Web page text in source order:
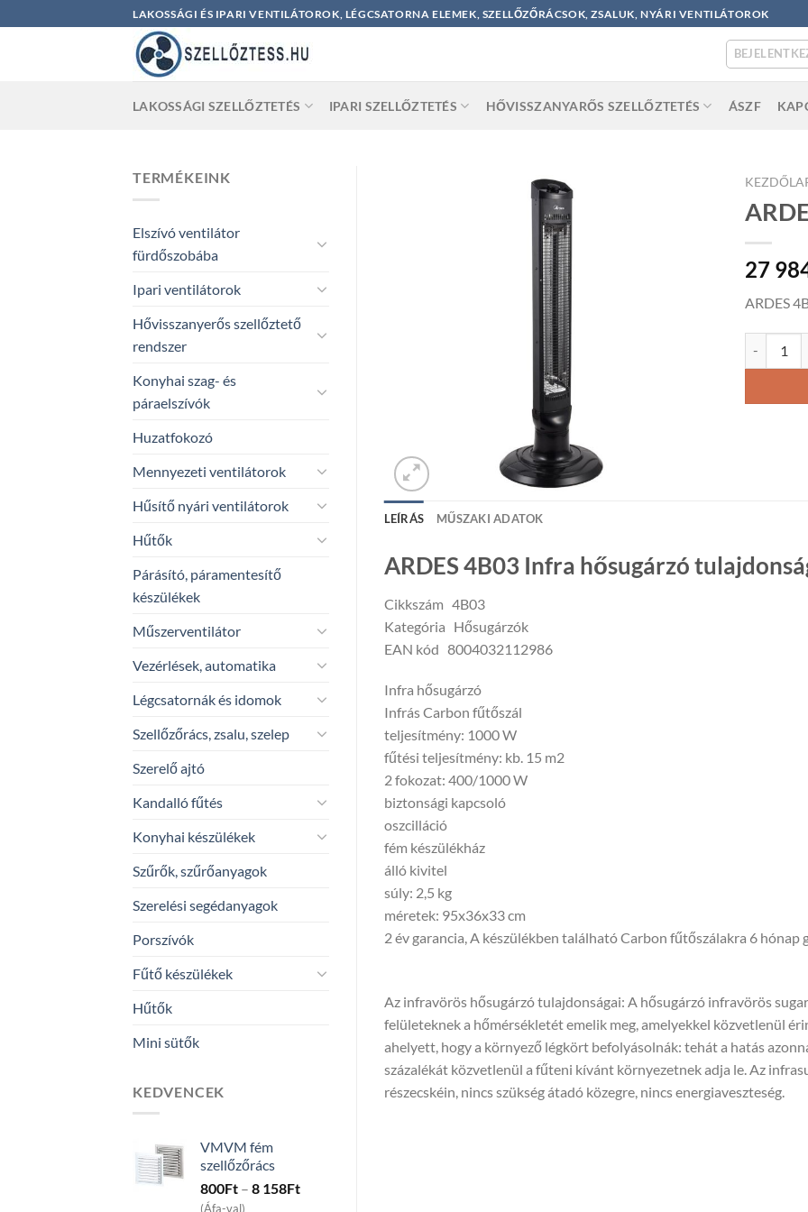
to
LAKOSSÁGI ÉS IPARI VENTILÁTOROK, LÉGCSATORNA ELEMEK, SZELLŐZŐRÁCSOK, ZSALUK, NYÁRI VENTILÁTOROK
LAKOSSÁGI SZELLŐZTETÉS IPARI SZELLŐZTETÉS HŐVISSZANYARŐS SZELLŐZTETÉS ÁSZF
TERMÉKEINK
Elszívó ventilátor
fürdőszobába
Ipari ventilátorok
Hővisszanyerős szellőztető
rendszer
Konyhai szag- és
páraelszívók
Huzatfokozó
Mennyezeti ventilátorok
Hűsítő nyári ventilátorok
Hűtők
Párásító, páramentesítő
készülékek
Műszerventilátor
Vezérlések, automatika
Légcsatornák és idomok
Szellőzőrács, zsalu, szelep
Szerelő ajtó
Kandalló fűtés
Konyhai készülékek
Szűrők, szűrőanyagok
Szerelési segédanyagok
Porszívók
Fűtő készülékek
Hűtők
Mini sütők
KEDVENCEK
VMVM fém
szellőzőrács
800Ft – 8 158FtPrice
(Áfa-val)
27
ARDES
LEÍRÁS MŰSZAKI ADATOK
ARDES 4B03 Infra hősugárzó
Cikkszám 4B03
Kategória Hősugárzók
EAN kód 8004032112986
Infra hősugárzó
Infrás Carbon fűtőszál
teljesítmény: 1000 W
fűtési teljesítmény: kb. 15 m2
2 fokozat: 400/1000 W
biztonsági kapcsoló
oszcilláció
fém készülékház
álló kivitel
súly: 2,5 kg
méretek: 95x36x33 cm
2 év garancia, A készülékben található Carbon fűtőszálakra 6 hónap
Az infravörös hősugárzó tulajdonságai: A hősugárzó infravörös
felületeknek a hőmérsékletét emelik meg, amelyekkel közvetlenül
ahelyett, hogy a környező légkört befolyásolnák: tehát a hatás
százalékát közvetlenül a fűteni kívánt környezetnek adja le. Az
részecskéin, nincs szükség átadó közegre, nincs energiaveszteség.